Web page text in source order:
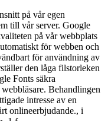
på vår egen
till vår server. Google
på vår webbplats
för webben och
för användning av
den låga filstorleken
Fonts säkra
Behandlingen
intresse av en
onlineerbjudande., i